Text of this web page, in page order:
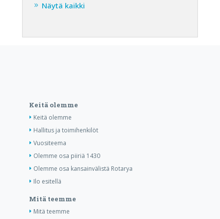
Näytä kaikki
Keitä olemme
Keitä olemme
Hallitus ja toimihenkilöt
Vuositeema
Olemme osa piiriä 1430
Olemme osa kansainvälistä Rotarya
Ilo esitellä
Mitä teemme
Mitä teemme